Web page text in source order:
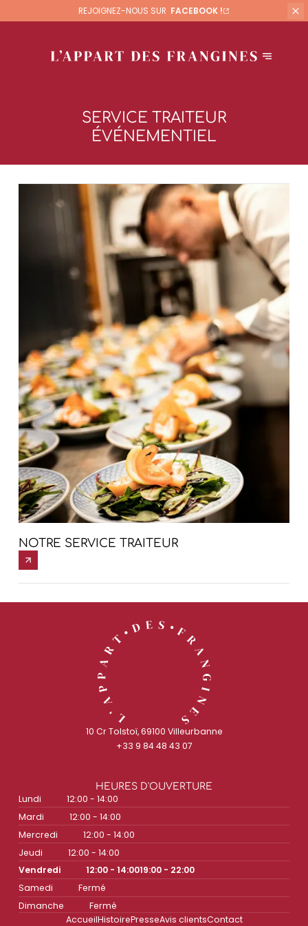
REJOIGNEZ-NOUS SUR FACEBOOK !
SERVICE TRAITEUR
ÉVÉNEMENTIEL
NOTRE SERVICE TRAITEUR
10 Cr Tolstoï, 69100 Villeurbanne
+33 9 84 48 43 07
HEURES D'OUVERTURE
Lundi
12:00 - 14:00
Mardi
12:00 - 14:00
Mercredi
12:00 - 14:00
Jeudi
12:00 - 14:00
Vendredi
12:00 - 14:0019:00 - 22:00
Samedi
Fermé
Dimanche
Fermé
AccueilHistoirePresseAvis clientsContact